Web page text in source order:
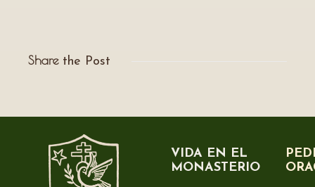
Sharethe Post
VIDA EN EL
MONASTERIO